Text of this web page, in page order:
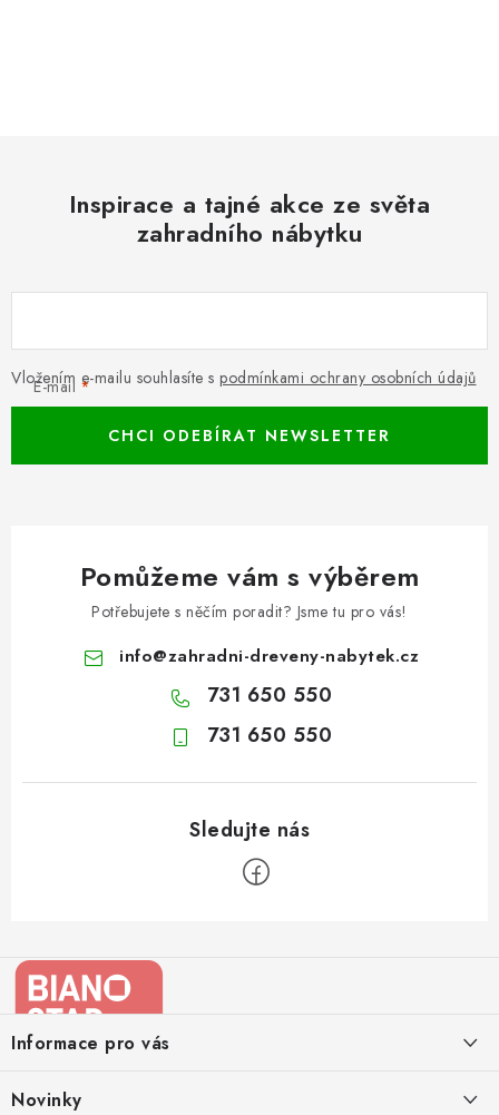
Inspirace a tajné akce ze světa
zahradního nábytku
E-mail
Vložením e-mailu souhlasíte s podmínkami ochrany osobních údajů
CHCI ODEBÍRAT NEWSLETTER
Pomůžeme vám s výběrem
Potřebujete s něčím poradit? Jsme tu pro vás!
info@zahradni-dreveny-nabytek.cz
731 650 550
731 650 550
aInformace pro vás
Kontakty
Novinky